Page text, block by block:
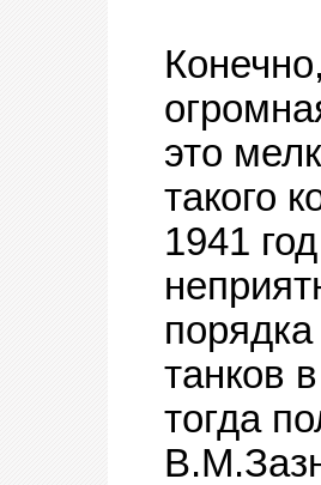
это
такого
1941
танков
тогда